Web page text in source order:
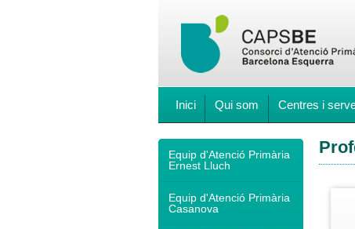
Inici Qui som Centres i
Equip d'Atenció Primària
Ernest Lluch
Equip d'Atenció Primària
Casanova